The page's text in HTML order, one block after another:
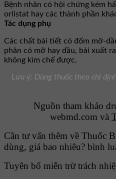
Bệnh nhân có hội chứng kém
orlistat hay các thành phần
Tác dụng phụ
Các chất bài tiết có đốm mỡ-
phân có mỡ hay dầu, bài xuất
không kìm chế được.
Lưu ý: Dùng thuốc theo chỉ
Nguồn tham khảo
webmd.com và
Cần tư vấn thêm về Thuốc
dùng, giá bao nhiêu? bình
Tuyên bố miễn trừ trách